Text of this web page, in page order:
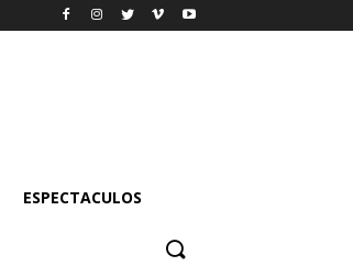
ESPECTACULOS